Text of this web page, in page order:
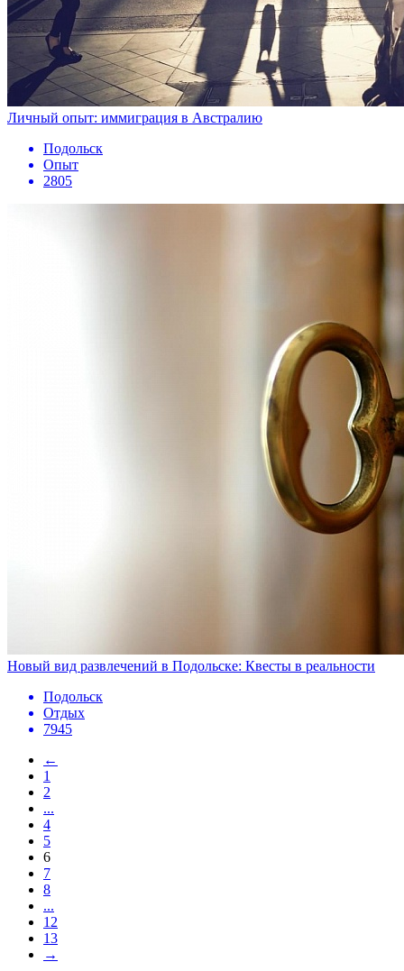
Личный опыт: иммиграция в Австралию
Подольск
Опыт
2805
Новый вид развлечений в Подольске: Квесты в реальности
Подольск
Отдых
7945
←
1
2
...
4
5
6
7
8
...
12
13
→